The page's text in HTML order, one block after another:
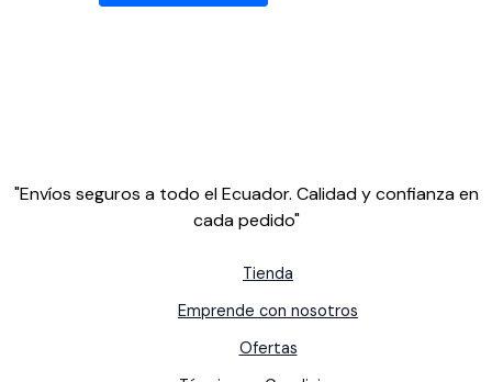
"Envíos seguros a todo el Ecuador. Calidad y confianza en
cada pedido"
Tienda
Emprende con nosotros
Ofertas